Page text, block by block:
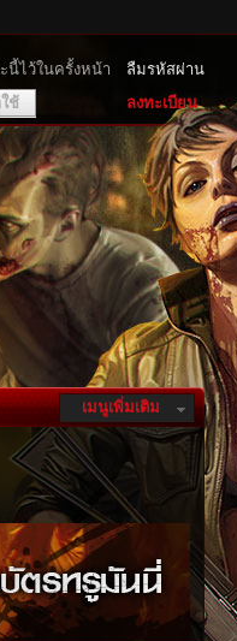
นี้ไว้ในครั้งหน้า
ลืมรหัสผ่าน
ช้ ลงทะเบียน
เมนูเพิ่มเติม